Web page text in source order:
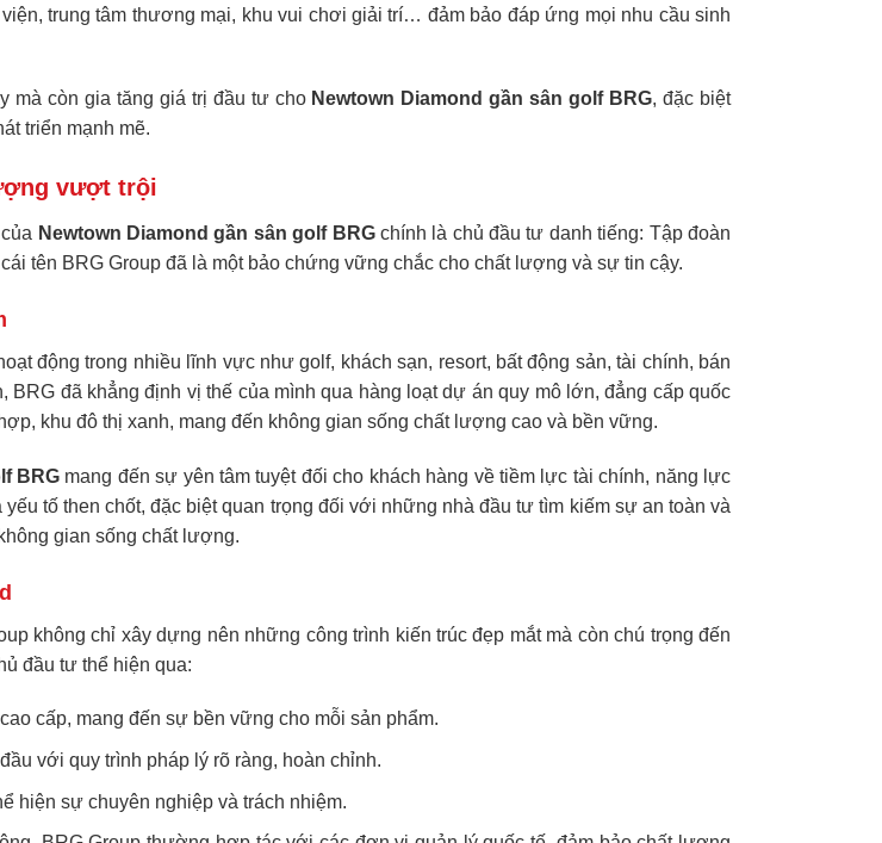
trung tâm thương mại, khu vui chơi giải trí… đảm bảo đáp ứng mọi nhu cầu sinh
mà còn gia tăng giá trị đầu tư cho Newtown Diamond gần sân golf BRG, đặc biệt
triển mạnh mẽ.
vượt trội
Newtown Diamond gần sân golf BRGchính là chủ đầu tư danh tiếng: Tập đoàn
tên BRG Group đã là một bảo chứng vững chắc cho chất lượng và sự tin cậy.
động trong nhiều lĩnh vực như golf, khách sạn, resort, bất động sản, tài chính, bán
đã khẳng định vị thế của mình qua hàng loạt dự án quy mô lớn, đẳng cấp quốc
khu đô thị xanh, mang đến không gian sống chất lượng cao và bền vững.
BRGmang đến sự yên tâm tuyệt đối cho khách hàng về tiềm lực tài chính, năng lực
tố then chốt, đặc biệt quan trọng đối với những nhà đầu tư tìm kiếm sự an toàn và
gian sống chất lượng.
không chỉ xây dựng nên những công trình kiến trúc đẹp mắt mà còn chú trọng đến
đầu tư thể hiện qua:
cấp, mang đến sự bền vững cho mỗi sản phẩm.
với quy trình pháp lý rõ ràng, hoàn chỉnh.
hiện sự chuyên nghiệp và trách nhiệm.